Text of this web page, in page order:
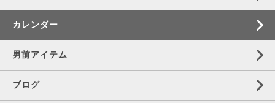
カレンダー
男前アイテム
ブログ